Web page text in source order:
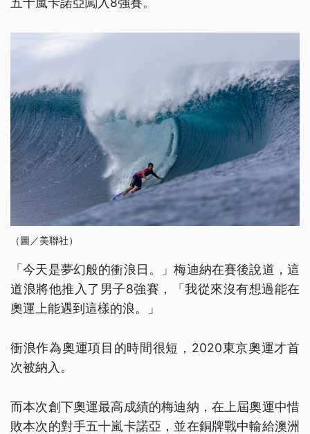
（圖／美聯社）
「今天是夢幻般的衝浪日。」梅迪納在賽後說道，這
道浪將他推入了男子8強賽，「我從來沒有想過能在
奧運上能遇到這樣的浪。」
衝浪作為奧運項目的時間很短，2020東京奧運才首
次被納入。
而本次創下奧運最高成績的梅迪納，在上屆奧運中惜
敗本次的對手五十嵐卡諾亞，並在銅牌戰中輸給澳洲